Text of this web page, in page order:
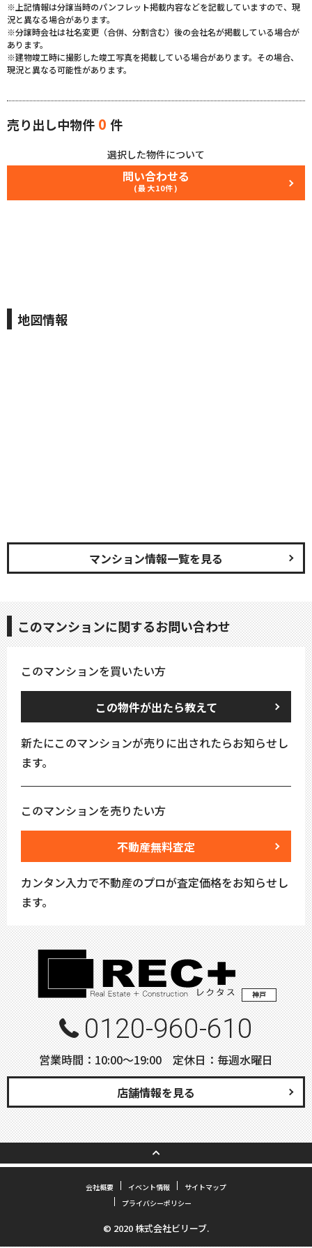
※上記情報は分譲当時のパンフレット掲載内容などを記載していますので、現
況と異なる場合があります。
※分譲時会社は社名変更（合併、分割含む）後の会社名が掲載している場合が
あります。
※建物竣工時に撮影した竣工写真を掲載している場合があります。その場合、
現況と異なる可能性があります。
売り出し中物件 0 件
選択した物件について
問い合わせる
(最大10件)
地図情報
マンション情報一覧を見る
このマンションに関するお問い合わせ
このマンションを買いたい方
この物件が出たら教えて
新たにこのマンションが売りに出されたらお知らせし
ます。
このマンションを売りたい方
不動産無料査定
カンタン入力で不動産のプロが査定価格をお知らせし
ます。
神戸
0120-960-610
営業時間：10:00〜19:00 定休日：毎週水曜日
店舗情報を見る
会社概要 イベント情報
サイトマップ
プライバシーポリシー
© 2020 株式会社ビリーブ.